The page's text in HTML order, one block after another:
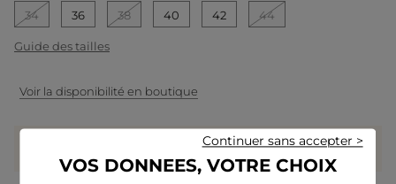
34 36 38 40 42 44
Guide des tailles
Voir la disponibilité en boutique
59 coeurs grâce à ce produit
Connectez-vous ou inscrivez-vous
VOS DONNEES, VOTRE CHOIX
Continuer sans accepter >